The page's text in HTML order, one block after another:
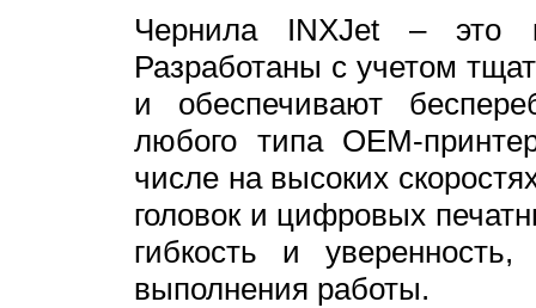
Чернила INXJet – это
Разработаны с учетом
и обеспечивают
любого типа OEM-
числе на высоких
головок и цифровых
гибкость и
выполнения работы.